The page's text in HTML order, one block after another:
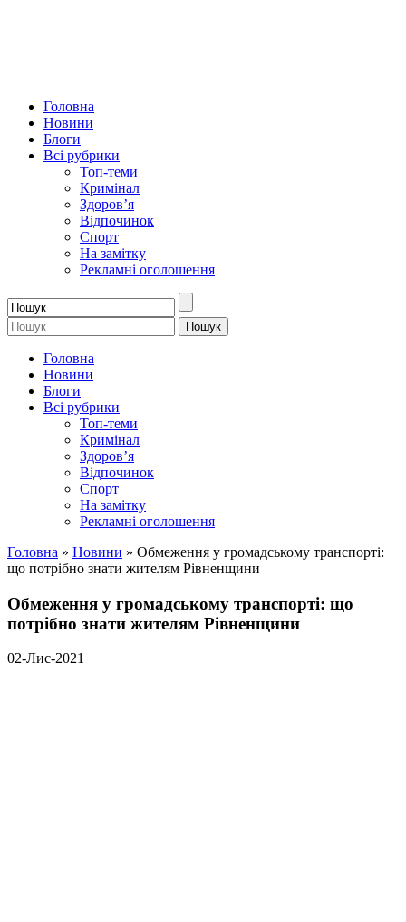
Головна
Новини
Блоги
Всі рубрики
Топ-теми
Кримінал
Здоров’я
Відпочинок
Спорт
На замітку
Рекламні оголошення
Головна
Новини
Блоги
Всі рубрики
Топ-теми
Кримінал
Здоров’я
Відпочинок
Спорт
На замітку
Рекламні оголошення
Головна » Новини » Обмеження у громадському транспорті:
що потрібно знати жителям Рівненщини
Обмеження у громадському транспорті: що
потрібно знати жителям Рівненщини
02-Лис-2021